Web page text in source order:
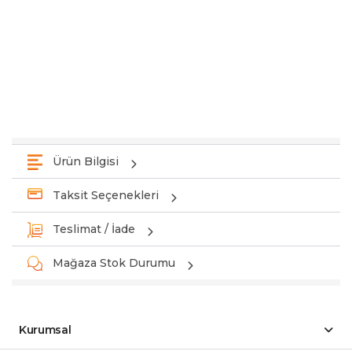
Ürün Bilgisi
Taksit Seçenekleri
Teslimat / İade
Mağaza Stok Durumu
Kurumsal